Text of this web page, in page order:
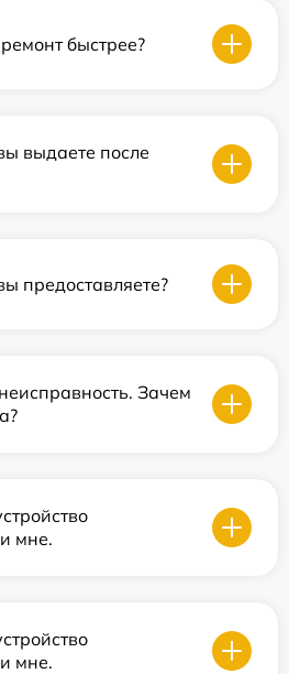
быстрее?
выдаете после
предоставляете?
Зачем
мне.
мне.